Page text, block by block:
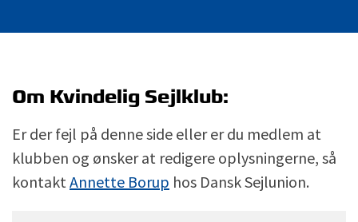
Om Kvindelig Sejlklub:
Er der fejl på denne side eller er du medlem at
klubben og ønsker at redigere oplysningerne, så
kontaktAnnette Borup hos Dansk Sejlunion.